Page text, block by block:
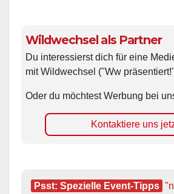
Wildwechsel als Partner
Du interessierst dich für eine
mit Wildwechsel ("Ww
Oder du möchtest Werbung bei
Kontaktiere uns
Psst: Spezielle Event-Tipps